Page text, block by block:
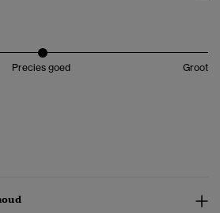
Precies goed Groot